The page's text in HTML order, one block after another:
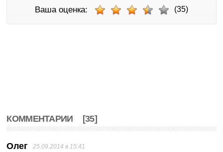
Ваша оценка: (35)
КОММЕНТАРИИ [35]
Олег 25.09.2014 в 15:41